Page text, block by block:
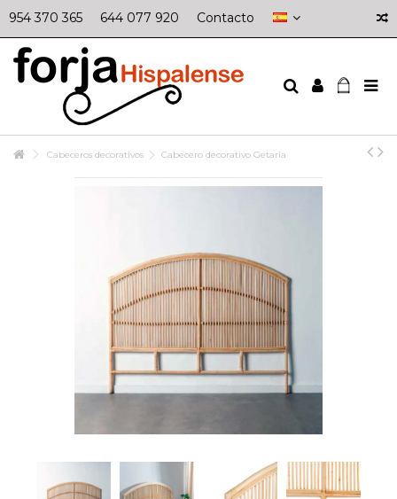
954 370 365 644 077 920 Contacto
Cabeceros decorativos Cabecero decorativo Getaria